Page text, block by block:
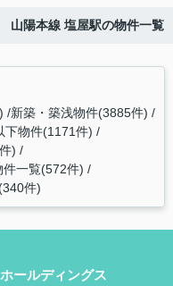
山陽本線 塩屋駅の物件一覧
新築・築浅物件(3885件)
下物件(1171件)
)
件一覧(572件)
件)
ールディングス